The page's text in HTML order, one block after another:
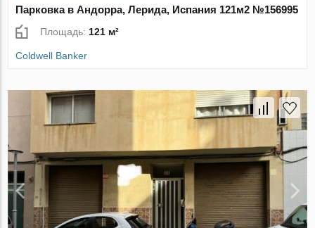
Парковка в Андорра, Лерида, Испания 121м2 №156995
Площадь: 121 м²
Coldwell Banker